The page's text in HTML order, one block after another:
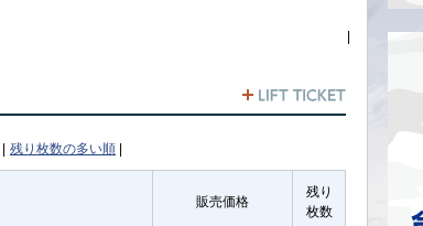
残り枚数の多い順
販売価格
残り
枚数